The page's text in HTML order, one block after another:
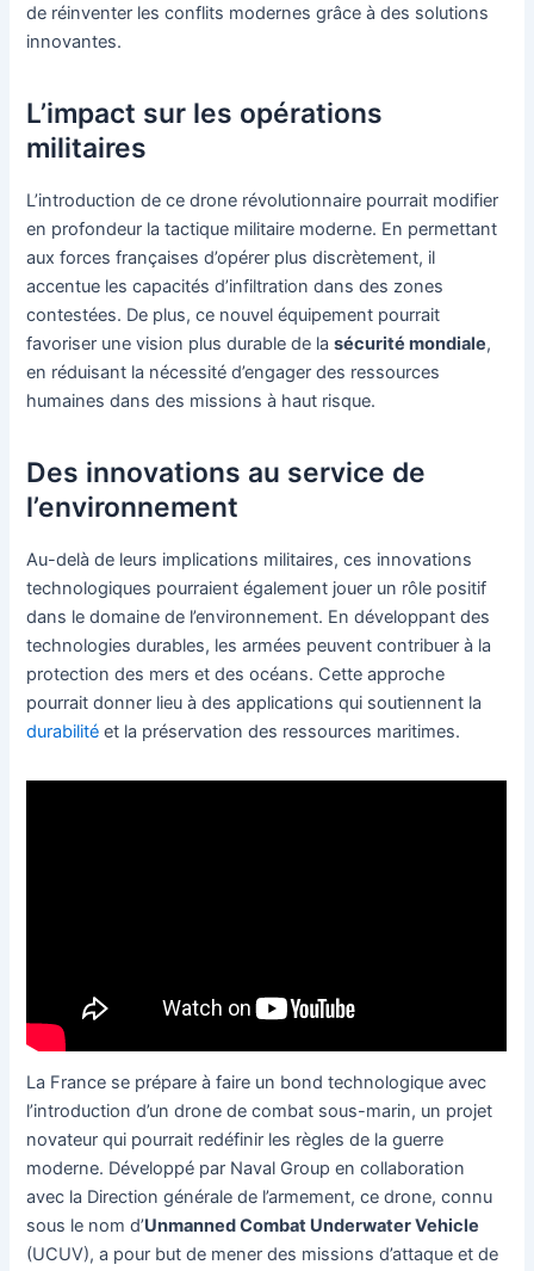
de réinventer les conflits modernes grâce à des solutions
innovantes.
L’impact sur les opérations
militaires
L’introduction de ce drone révolutionnaire pourrait modifier
en profondeur la tactique militaire moderne. En permettant
aux forces françaises d’opérer plus discrètement, il
accentue les capacités d’infiltration dans des zones
contestées. De plus, ce nouvel équipement pourrait
favoriser une vision plus durable de lasécurité mondiale,
en réduisant la nécessité d’engager des ressources
humaines dans des missions à haut risque.
Des innovations au service de
l’environnement
Au-delà de leurs implications militaires, ces innovations
technologiques pourraient également jouer un rôle positif
dans le domaine de l’environnement. En développant des
technologies durables, les armées peuvent contribuer à la
protection des mers et des océans. Cette approche
pourrait donner lieu à des applications qui soutiennent la
durabilité et la préservation des ressources maritimes.
La France se prépare à faire un bond technologique avec
l’introduction d’un drone de combat sous-marin, un projet
novateur qui pourrait redéfinir les règles de la guerre
moderne. Développé par Naval Group en collaboration
avec la Direction générale de l’armement, ce drone, connu
sous le nom d’Unmanned Combat Underwater Vehicle
(UCUV), a pour but de mener des missions d’attaque et de